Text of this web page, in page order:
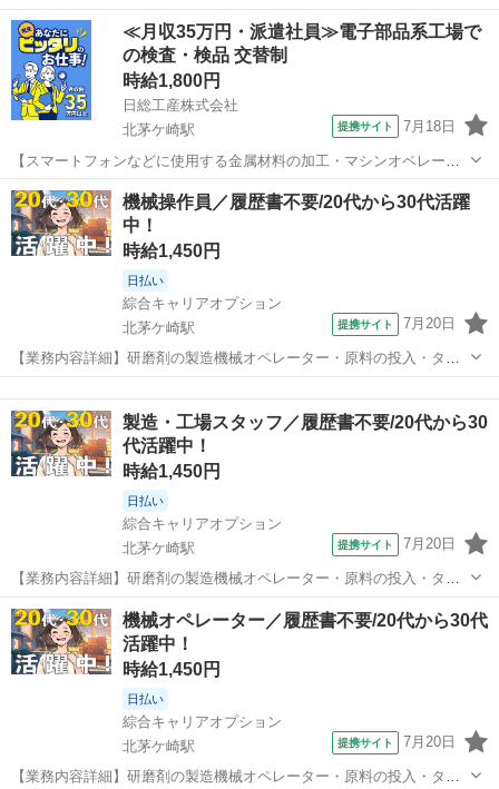
入Work！！ 研磨剤の原料投入・キカイ操作・サンプル採取・分析
【業務内容詳細】 研磨剤の製造機械オペレーター・原料の投入・タッ
チパネルでの機械操作・製品...
神奈川 茅ヶ崎市 北茅ケ崎駅 その他
≪月収35万円・派遣社員≫電子部品系工場で
の検査・検品 交替制
時給1,800円
日総工産株式会社
北茅ケ崎駅
提携サイト 7月18日
【スマートフォンなどに使用する金属材料の加工・マシンオペレータ
ー】<茅ヶ崎市>時給1800円！！ 給与35万円！！ お仕事内容 スマー
トフォンなどに使用する金属材料の加工・マシンオペレーター 金属材
料の投入･マシンオペレー...
神奈川 茅ヶ崎市 北茅ケ崎駅 その他
機械操作員／履歴書不要/20代から30代活躍
中！
時給1,450円
日払い
綜合キャリアオプション
北茅ケ崎駅
提携サイト 7月20日
【業務内容詳細】研磨剤の製造機械オペレーター・原料の投入・タッ
チパネルでの機械操作・製品サンプルの採取・分析作業(特殊な経験は
必要ありません)【取扱製品情報】研磨剤 ■お仕事PR ≪無理なく働け
る≫ 場合によってはお願いす...製造・工場スタッフ／履歴書不要/20代から30
代活躍中！
時給1,450円
日払い
綜合キャリアオプション
北茅ケ崎駅
提携サイト 7月20日
【業務内容詳細】研磨剤の製造機械オペレーター・原料の投入・タッ
チパネルでの機械操作・製品サンプルの採取・分析作業(特殊な経験は
必要ありません)【取扱製品情報】研磨剤 ■お仕事PR ≪無理なく働け
る≫ 場合によってはお願いす...
神奈川 茅ヶ崎市 北茅ケ崎駅 工場
機械オペレーター／履歴書不要/20代から30代
活躍中！
時給1,450円
日払い
綜合キャリアオプション
北茅ケ崎駅
提携サイト 7月20日
【業務内容詳細】研磨剤の製造機械オペレーター・原料の投入・タッ